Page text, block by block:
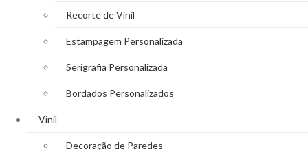
Recorte de Vinil
Estampagem Personalizada
Serigrafia Personalizada
Bordados Personalizados
Vinil
Decoração de Paredes